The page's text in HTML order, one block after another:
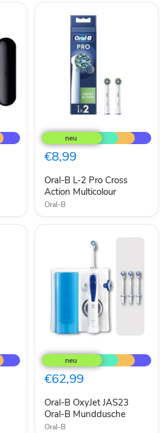
B
L-
2
Pro
Action
Multicolour
€8,99
Oral-B L-2 Pro Cross
Action Multicolour
Oral-B
B
OxyJet
JAS23
Oral-
Munddusche
€62,99
Oral-B OxyJet JAS23
Oral-B Munddusche
Oral-B